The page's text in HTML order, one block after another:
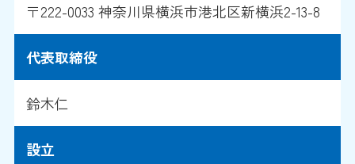
〒222-0033 神奈川県横浜市港北区新横浜2-13-8
代表取締役
鈴木仁
設立